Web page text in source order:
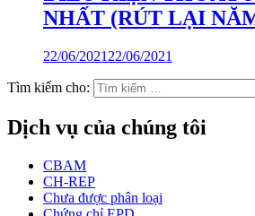
NHẤT (RÚT LẠI
22/06/2021 22/06/2021
Tìm kiếm cho:
Dịch vụ của chúng tôi
CBAM
CH-REP
Chưa được phân loại